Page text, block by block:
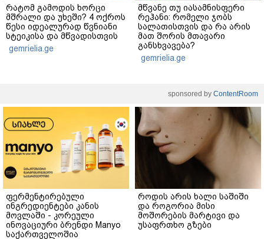
რატომ გამოდის ხორცი
მშრალი და უხეში? 4 ოქროს
წესი იდეალურად წვნიანი
სტეიკისა და მწვადისთვის
gemrielia.ge
მწვანე თუ იასამნისფერი
რეჰანი: რომელი ჯობს
სალათისთვის და რა არის
მათ შორის მთავარი
განსხვავება?
gemrielia.ge
sponsored by ContentRoom
ფერმენტირებული
ინგრედიენტები კანის
მოვლაში - კორეული
ინოვაციური ბრენდი Manyo
საქართველოშია
როდის არის ხალი საშიში
და როგორია მისი
მოშორების მარტივი და
უსაფრთხო გზები